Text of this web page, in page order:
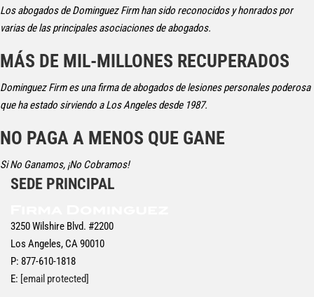
Los abogados de Dominguez Firm han sido reconocidos y honrados por
varias de las principales asociaciones de abogados.
MÁS DE MIL-MILLONES RECUPERADOS
Dominguez Firm es una firma de abogados de lesiones personales poderosa
que ha estado sirviendo a Los Angeles desde 1987.
NO PAGA A MENOS QUE GANE
Si No Ganamos, ¡No Cobramos!
SEDE PRINCIPAL
3250 Wilshire Blvd. #2200
Los Angeles, CA 90010
P: 877-610-1818
E: [email protected]